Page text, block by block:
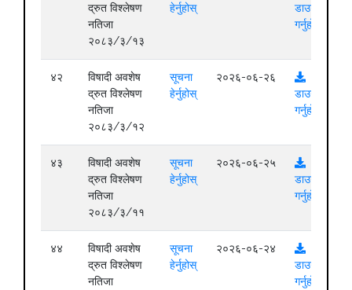
द्रुत विश्लेषण
नतिजा
२०८३/३/१३
हेर्नुहोस्
डाउनलोड
गर्नुहोस्
४२
विषादी अवशेष
द्रुत विश्लेषण
नतिजा
२०८३/३/१२
सूचना
हेर्नुहोस्
२०२६-०६-२६
डाउनलोड
गर्नुहोस्
४३
विषादी अवशेष
द्रुत विश्लेषण
नतिजा
२०८३/३/११
सूचना
हेर्नुहोस्
२०२६-०६-२५
डाउनलोड
गर्नुहोस्
४४
विषादी अवशेष
द्रुत विश्लेषण
नतिजा
सूचना
हेर्नुहोस्
२०२६-०६-२४
डाउनलोड
गर्नुहोस्